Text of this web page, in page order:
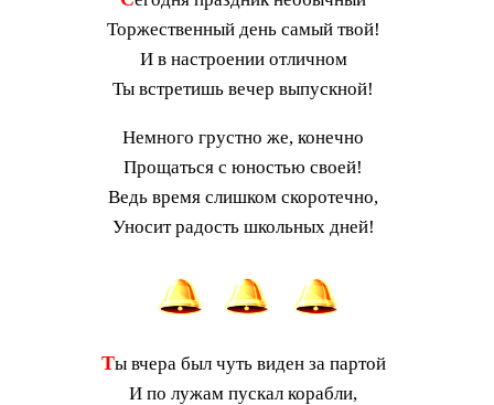
Торжественный день самый твой!
И в настроении отличном
Ты встретишь вечер выпускной!
Немного грустно же, конечно
Прощаться с юностью своей!
Ведь время слишком скоротечно,
Уносит радость школьных дней!
Ты вчера был чуть виден за партой
И по лужам пускал корабли,